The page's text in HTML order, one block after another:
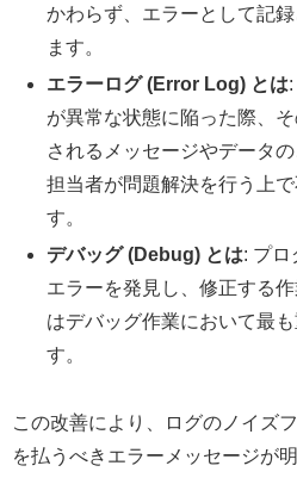
かわらず、エラーとして記
ます。
エラーログ (Error Log) とは
が異常な状態に陥った際、
されるメッセージやデータ
担当者が問題解決を行う上
す。
デバッグ (Debug) とは: プロ
エラーを発見し、修正する
はデバッグ作業において最
す。
この改善により、ログのノイズ
を払うべきエラーメッセージが